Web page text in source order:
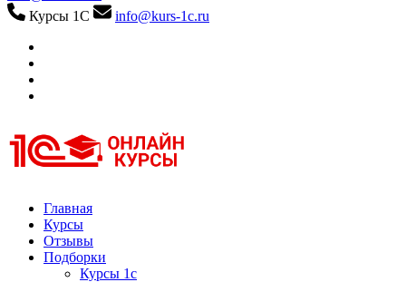
Курсы 1С
info@kurs-1c.ru
Курсы 1С
Курсы 1С официальная сертификация
Главная
Курсы
Отзывы
Подборки
Курсы 1с